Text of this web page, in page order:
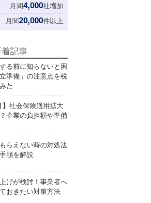
月間4,000社増加
月間20,000件以上
記事
る前に知らないと困
準備」の注意点を税
た
】社会保険適用拡大
企業の負担額や準備
らえない時の対処法
順を解説
げが検討！事業者へ
おきたい対策方法